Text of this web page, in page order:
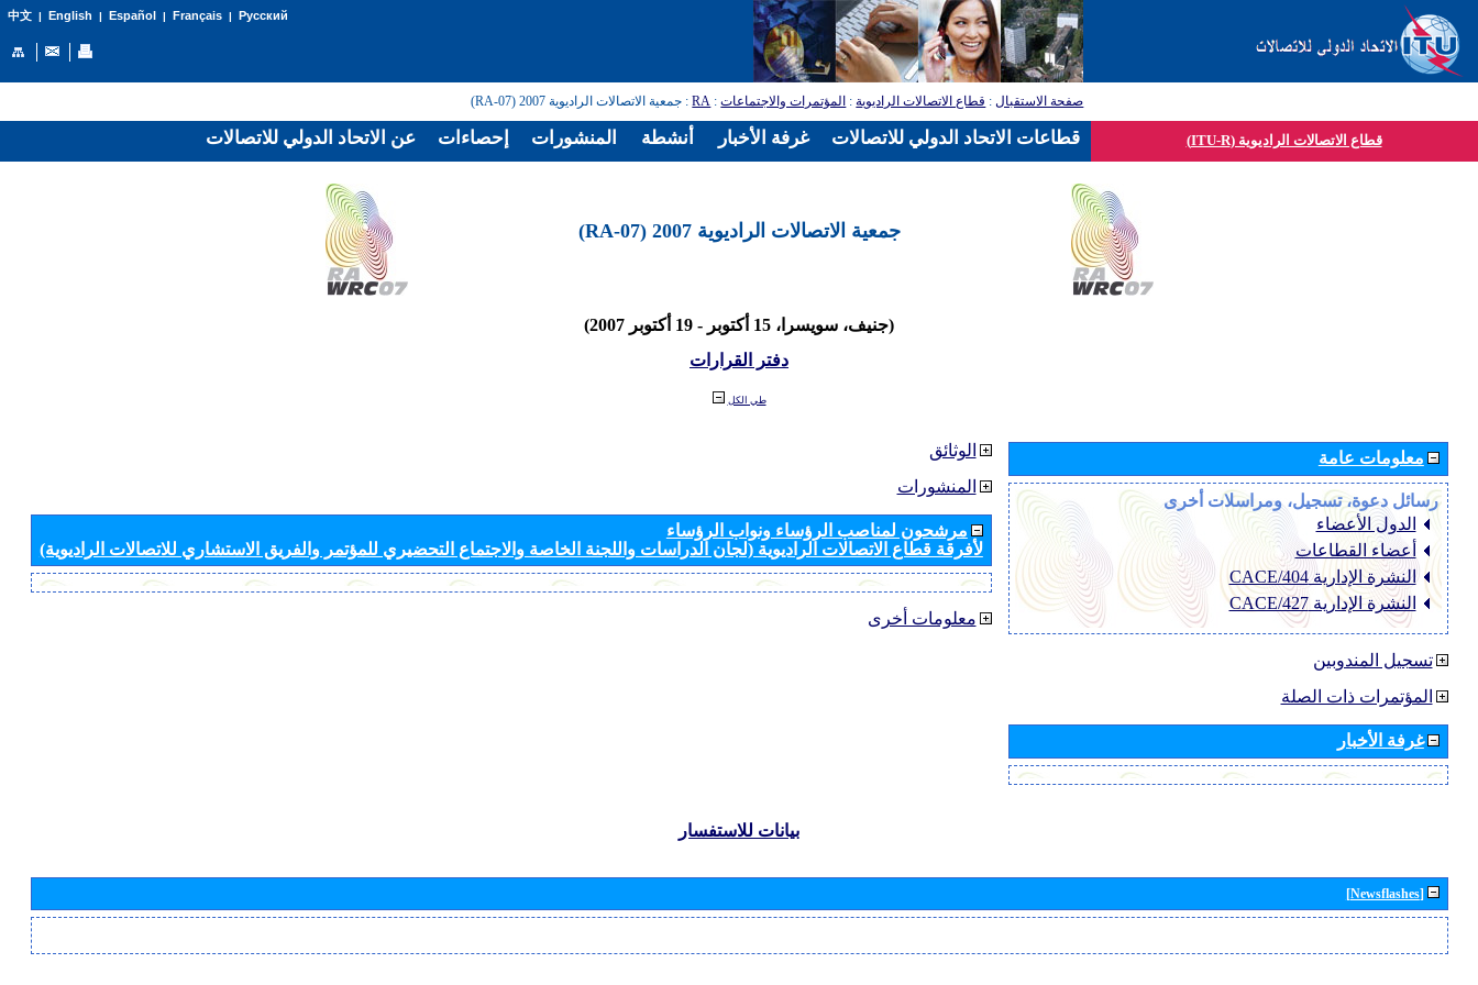
中文| English | Español | Français| Русский
صفحة الاستقبال: قطاع الاتصالات الراديوية: المؤتمرات والاجتماعات:
RA: جمعية الاتصالات الراديوية 2007 (RA-07)
قطاع الاتصالات الراديوية (ITU-R)
جمعية الاتصالات الراديوية 2007 (RA-07)
(جنيف، سويسرا، 15 أكتوبر - 19 أكتوبر 2007)
دفتر القرارات
طي الكل
الوثائق
المنشورات
مرشحون لمناصب الرؤساء ونواب الرؤساء
لأفرقة قطاع الاتصالات الراديوية (لجان الدراسات واللجنة الخاصة والاجتماع التحضيري للمؤتمر والفريق الاستشاري للاتصالات الراديوية)
معلومات أخرى
معلومات عامة
رسائل دعوة، تسجيل، ومراسلات أخرى
الدول الأعضاء
أعضاء القطاعات
النشرة الإدارية CACE/404
النشرة الإدارية CACE/427
تسجيل المندوبين
المؤتمرات ذات الصلة
غرفة الأخبار
بيانات للاستفسار
[Newsflashes]
عن الاتحاد الدولي للاتصالات إحصاءات المنشورات أنشطة غرفة الأخبار قطاعات الاتحاد الدولي للاتصالات